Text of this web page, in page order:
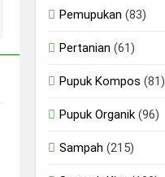
Pemupukan (83)
Pertanian (61)
Pupuk Kompos (81)
Pupuk Organik (96)
Sampah (215)